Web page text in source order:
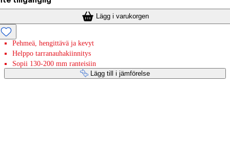
Lägg i varukorgen
Pehmeä, hengittävä ja kevyt
Helppo tarranauhakiinnitys
Sopii 130-200 mm ranteisiin
Lägg till i jämförelse